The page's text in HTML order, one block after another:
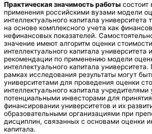
Практическая значимость работы состоит
применения российскими вузами модели
интеллектуального капитала университета
на основе комплексного учета как
нефинансовых показателей.
значение имеют алгоритм оценки стоимости
интеллектуального капитала университета
рекомендации по применению модели
интеллектуального капитала
рамках исследования результаты могут
университетами для проведения оценки
интеллектуального капитала учредителями
потенциальными инвесторами для
финансировании университетов и их
образовательными организациями при
дисциплин, связанных с основами оценки
капитала.